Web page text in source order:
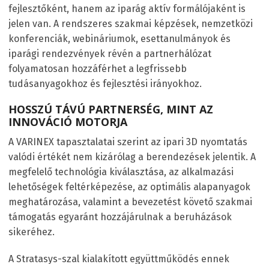
fejlesztőként, hanem az iparág aktív formálójaként is
jelen van. A rendszeres szakmai képzések, nemzetközi
konferenciák, webináriumok, esettanulmányok és
iparági rendezvények révén a partnerhálózat
folyamatosan hozzáférhet a legfrissebb
tudásanyagokhoz és fejlesztési irányokhoz.
HOSSZÚ TÁVÚ PARTNERSÉG, MINT AZ
INNOVÁCIÓ MOTORJA
A VARINEX tapasztalatai szerint az ipari 3D nyomtatás
valódi értékét nem kizárólag a berendezések jelentik. A
megfelelő technológia kiválasztása, az alkalmazási
lehetőségek feltérképezése, az optimális alapanyagok
meghatározása, valamint a bevezetést követő szakmai
támogatás egyaránt hozzájárulnak a beruházások
sikeréhez.
A Stratasys-szal kialakított együttműködés ennek